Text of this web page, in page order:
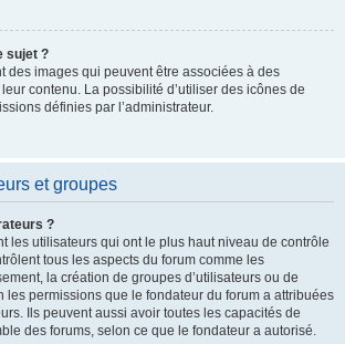
sujet ?
des images qui peuvent être associées à des
contenu. La possibilité d’utiliser des icônes de
définies par l’administrateur.
et groupes
?
les utilisateurs qui ont le plus haut niveau de contrôle
tous les aspects du forum comme les
la création de groupes d’utilisateurs ou de
les permissions que le fondateur du forum a attribuées
Ils peuvent aussi avoir toutes les capacités de
des forums, selon ce que le fondateur a autorisé.